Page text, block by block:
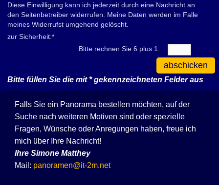
Diese Einwilligung kann ich jederzeit durch eine Nachricht an
den Seitenbetreiber widerrufen. Meine Daten werden im Falle
meines Widerrufst umgehend gelöscht.
zur Sicherheit:*
Bitte rechnen Sie 6 plus 1.
abschicken
Bitte füllen Sie die mit*gekennzeichneten Felder aus
Falls Sie ein Panorama bestellen möchten, auf der
Suche nach weiteren Motiven sind oder spezielle
Fragen, Wünsche oder Anregungen haben, freue ich
mich über Ihre Nachricht!
Ihre Simone Matthey
Mail: panoramen@it-2m.net